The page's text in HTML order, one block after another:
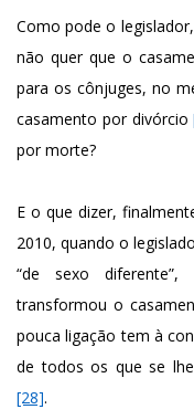
Como pode o
não quer que o
para os cônjuges, no
casamento por divórcio
por morte?
E o que dizer,
2010, quando o
“de sexo
transformou o
pouca ligação tem à
de todos os que se
[28].